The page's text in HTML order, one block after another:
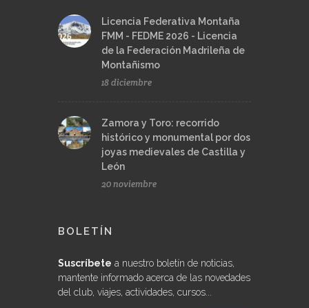
Licencia Federativa Montaña
FMM - FEDME 2026 - Licencia
de la Federación Madrileña de
Montañismo
18 diciembre
Zamora y Toro: recorrido
histórico y monumental por dos
joyas medievales de Castilla y
León
20 noviembre
BOLETÍN
Suscríbete a nuestro boletín de noticias,
mantente informado acerca de las novedades
del club, viajes, actividades, cursos...